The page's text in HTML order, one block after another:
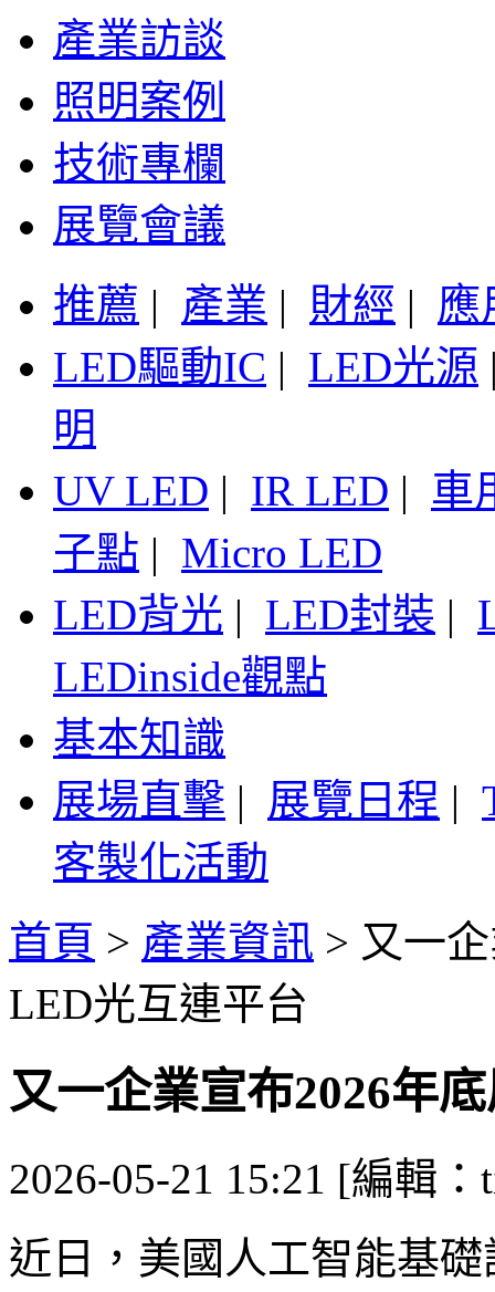
產業訪談
照明案例
技術專欄
展覽會議
推薦 | 產業 | 財經 | 應
LED驅動IC | LED光源
明
UV LED | IR LED | 車
子點 | Micro LED
LED背光 | LED封裝 |
LEDinside觀點
基本知識
展場直擊 | 展覽日程 |
客製化活動
首頁 > 產業資訊 > 又一
LED光互連平台
又一企業宣布2026年
2026-05-21 15:21 [編輯：
近日，美國人工智能基